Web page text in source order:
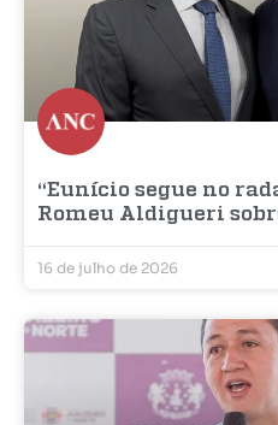
“Eunício segue no
Romeu Aldigueri
16 de julho de 2026